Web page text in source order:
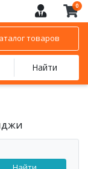
0
товаров
Найти